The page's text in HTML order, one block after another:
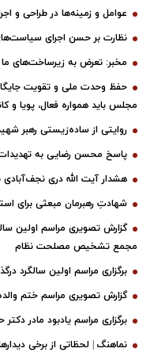
عوامل و زمینه‌ها در طراحی و
نظارت بر حسن اجرای
مخبر: تعرض به زیرساخت‌های ما
حفظ وحدت ملی و تقویت
مجلس باید همواره فعال، پویا و
روایتی از ساده‌زیستی رهبر
پاسخ محسن رضایی به
هشدار آیت الله دری نجف‌آبادی
شهادتِ رهبرمان مبعثی برای
گزارش تصویری مراسم اولین
مجمع تشخیص مصلحت نظام
برگزاری مراسم اولین سالگرد
گزارش تصویری مراسم ختم والده
برگزاری مراسم یادبود مادر
نماهنگ | لحظاتی از برخی